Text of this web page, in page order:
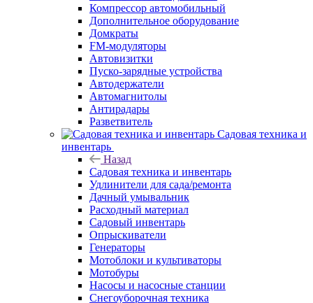
Компрессор автомобильный
Дополнительное оборудование
Домкраты
FM-модуляторы
Автовизитки
Пуско-зарядные устройства
Автодержатели
Автомагнитолы
Антирадары
Разветвитель
Садовая техника и
инвентарь
Назад
Садовая техника и инвентарь
Удлинители для сада/ремонта
Дачный умывальник
Расходный материал
Садовый инвентарь
Опрыскиватели
Генераторы
Мотоблоки и культиваторы
Мотобуры
Насосы и насосные станции
Снегоуборочная техника